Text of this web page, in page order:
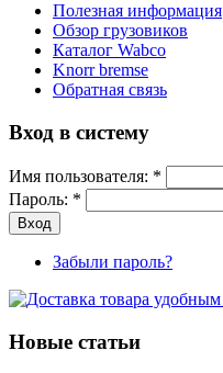
Полезная информация
Обзор грузовиков
Каталог Wabco
Knorr bremse
Обратная связь
Вход в систему
Имя пользователя: *
Пароль: *
Забыли пароль?
Новые статьи